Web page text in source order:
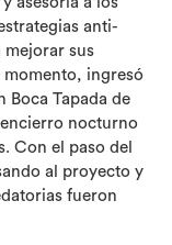
anti-
mejorar sus
momento, ingresó
Boca Tapada de
nocturno
Con el paso del
al proyecto y
fueron